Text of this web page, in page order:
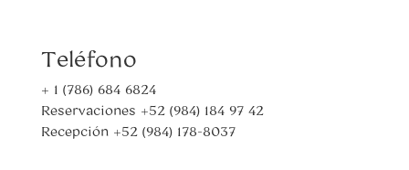
Teléfono
+ 1 (786) 684 6824
Reservaciones +52 (984) 184 97 42
Recepción +52 (984) 178-8037